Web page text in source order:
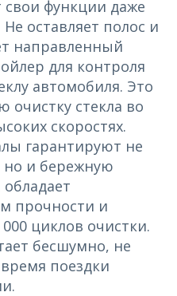
функции даже
оставляет полос и
направленный
для контроля
автомобиля. Это
очистку стекла во
скоростях.
гарантируют не
но и бережную
прочности и
циклов очистки.
бесшумно, не
поездки